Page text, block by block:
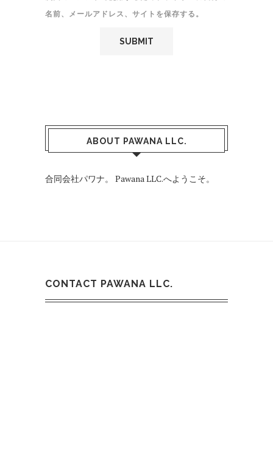
名前、メールアドレス、サイトを保存する。
ABOUT PAWANA LLC.
合同会社パワナ。 Pawana LLC.へようこそ。
CONTACT PAWANA LLC.